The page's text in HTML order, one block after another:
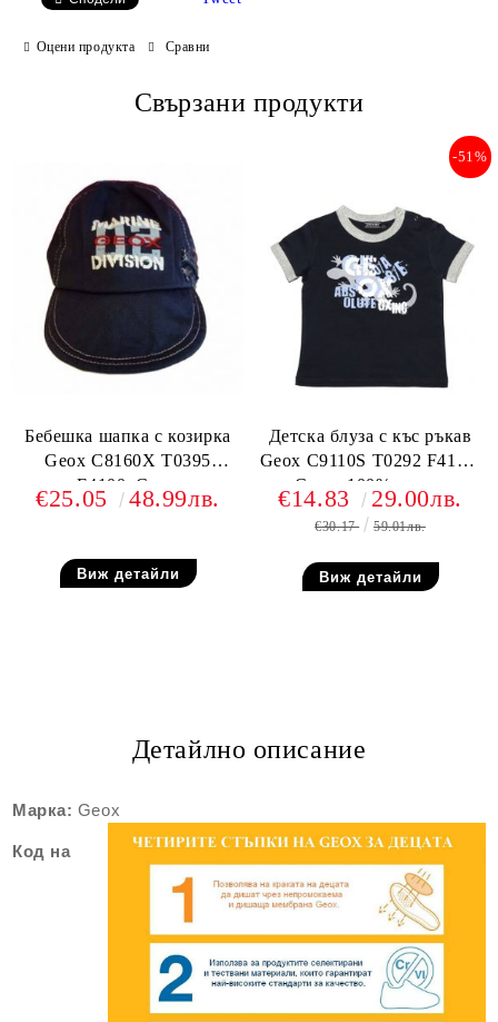
Оцени продукта Сравни
Свързани продукти
Бебешка шапка с козирка
Geox C8160X T0395
F4100, Синя
€25.05 48.99лв.
Виж детайли
Детска блуза с къс ръкав
Geox C9110S T0292 F4100,
Синя, 100% памук
-51%
€14.83 29.00лв.
€30.17 59.01лв.
Виж детайли
Детайлно описание
Марка: Geox
Код на